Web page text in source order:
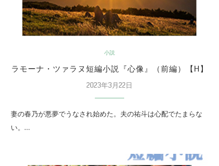
小説
ラモーナ・ツァラヌ短編小説『心像』（前編）【H】
2023年3月22日
妻の春乃が悪夢でうなされ始めた。夫の祐斗は心配でたまらな
い。…